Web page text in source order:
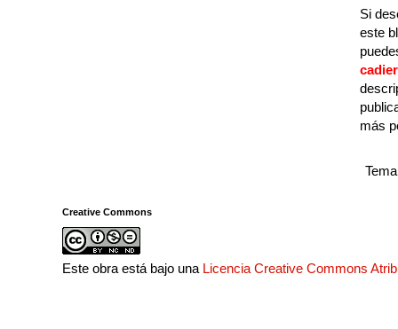
Si
este
más
Creative Commons
Este obra está bajo una Licencia Creative Commons